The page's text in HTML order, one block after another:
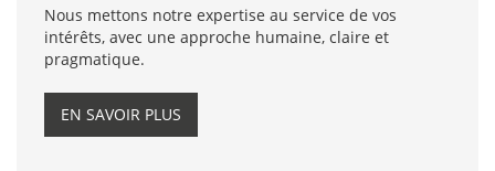
Nous mettons notre expertise au service de vos
intérêts, avec une approche humaine, claire et
pragmatique.
EN SAVOIR PLUS